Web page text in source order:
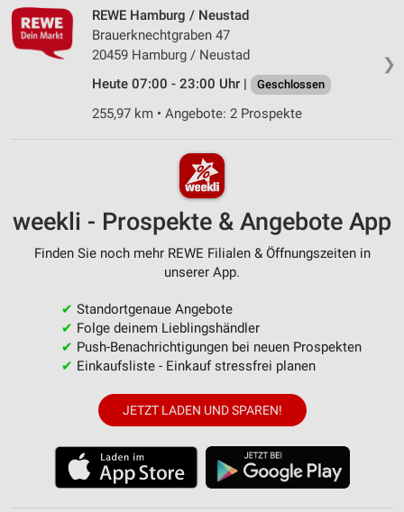
❯
REWE Hamburg / Neustad
Brauerknechtgraben 47
20459 Hamburg / Neustad
Heute 07:00 - 23:00 Uhr |
Geschlossen
255,97 km • Angebote: 2 Prospekte
weekli - Prospekte & Angebote App
Finden Sie noch mehr REWE Filialen & Öffnungszeiten in
unserer App.
✔ Standortgenaue Angebote
✔ Folge deinem Lieblingshändler
✔ Push-Benachrichtigungen bei neuen Prospekten
✔ Einkaufsliste - Einkauf stressfrei planen
JETZT LADEN UND SPAREN!